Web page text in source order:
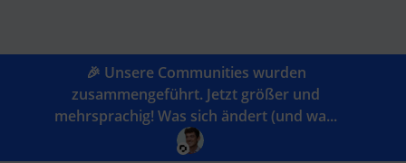
🎉 Unsere Communities wurden
zusammengeführt. Jetzt größer und
mehrsprachig! Was sich ändert (und wa...